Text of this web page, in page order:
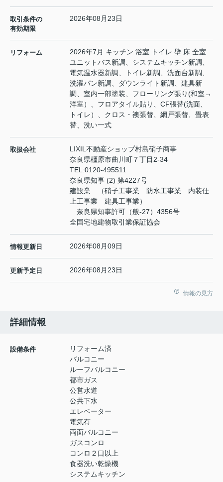
取引条件の
有効期限
2026年08月23日
リフォーム
2026年7月 キッチン 浴室 トイレ 壁 床 全室
ユニットバス新調、システムキッチン新調、
電気温水器新調、トイレ新調、洗面台新調、
洗濯パン新調、ダウンライト新調、建具新
調、室内一部塗装、フローリング張り(和室→
洋室）、フロアタイル貼り、CF張替(洗面、
トイレ）、クロス・襖張替、網戸張替、畳表
替、洗い一式
取扱会社
LIXIL不動産ショップ村島硝子商事
奈良県橿原市曲川町７丁目2-34
TEL:0120-495511
奈良県知事 (2) 第4227号
建設業 （硝子工事業 防水工事業 内装仕
上工事業 建具工事業）
奈良県知事許可（般-27）4356号
全国宅地建物取引業保証協会
情報更新日 2026年08月09日
更新予定日 2026年08月23日
情報の見方
詳細情報
設備条件
リフォーム済
バルコニー
ルーフバルコニー
都市ガス
公営水道
公共下水
エレベーター
電気有
両面バルコニー
ガスコンロ
コンロ２口以上
食器洗い乾燥機
システムキッチン